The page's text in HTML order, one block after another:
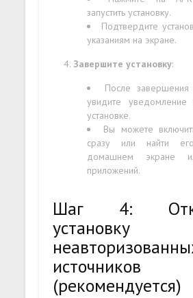
запустить установку.
Подтвердите
указаниям на экране.
Завершите установку:
После завершения
увидите
установке.
Вы можете
сразу или найти
домашнем экране
приложений.
Шаг 4:
источников
(рекомендуется)